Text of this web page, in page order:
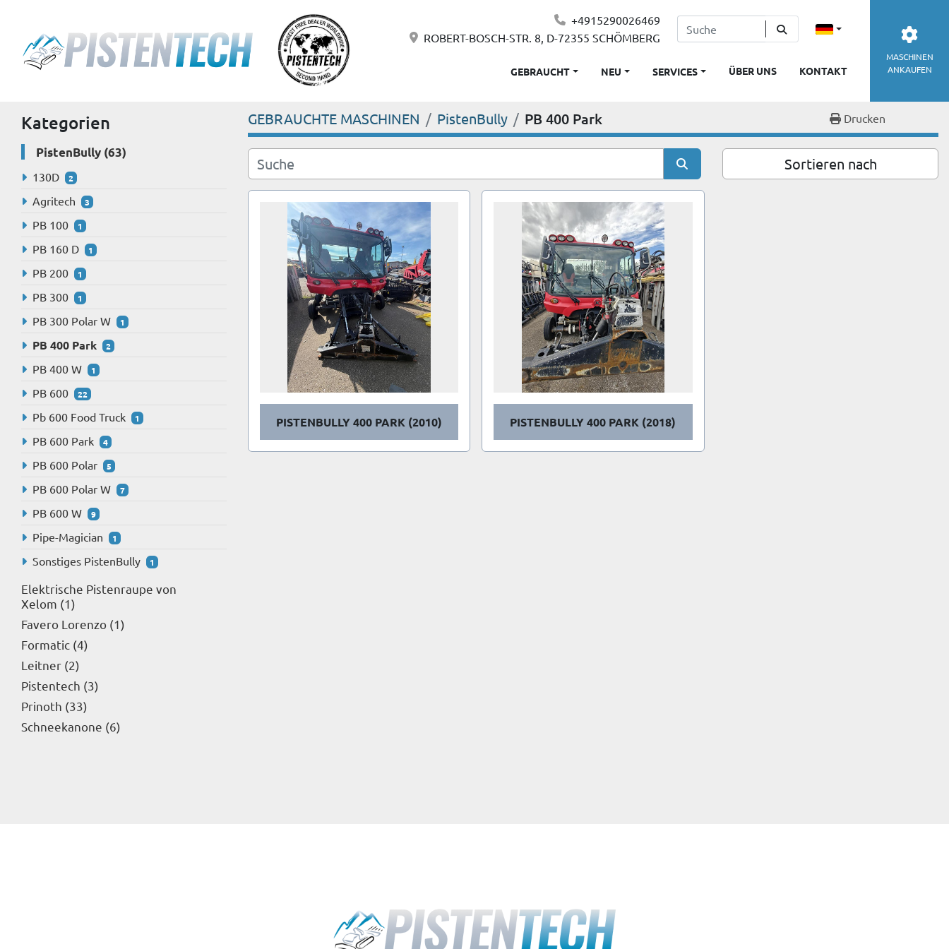
+4915290026469
ROBERT-BOSCH-STR. 8, D-72355 SCHÖMBERG
NEU
GEBRAUCHT SERVICES ÜBER UNS KONTAKT
MASCHINEN
ANKAUFEN
Kategorien
PistenBully 63
130D 2
Agritech 3
PB 100 1
PB 160 D 1
PB 200 1
PB 300 1
PB 300 Polar W 1
PB 400 Park 2
PB 400 W 1
PB 600 22
Pb 600 Food Truck 1
PB 600 Park 4
PB 600 Polar 5
PB 600 Polar W 7
PB 600 W 9
Pipe-Magician 1
Sonstiges PistenBully 1
Elektrische Pistenraupe von
Xelom 1
Favero Lorenzo 1
Formatic 4
Leitner 2
Pistentech 3
Prinoth 33
Schneekanone 6
GEBRAUCHTE MASCHINEN PistenBully PB 400 Park Drucken
Sortieren nach
PISTENBULLY 400 PARK (2010) PISTENBULLY 400 PARK (2018)